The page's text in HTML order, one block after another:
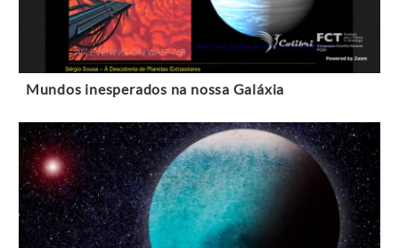
Mundos inesperados na nossa Galáxia